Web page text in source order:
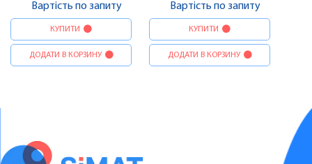
Вартість по запиту
КУПИТИ
ДОДАТИ В КОРЗИНУ
Вартість по запиту
КУПИТИ
ДОДАТИ В КОРЗИНУ